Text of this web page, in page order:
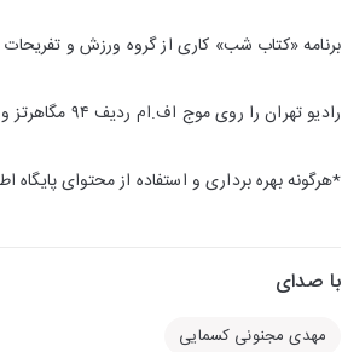
برنامه «كتاب شب» كاری از گروه ورزش و تفریحات است كه شنبه تا
رادیو تهران را روی موج اف.ام ردیف ۹۴ مگاهرتز و ای.ام ردیف ۱۳۳۲ كیلوهرتز بشنوید.
*هرگونه بهره برداری و استفاده از محتوای پایگاه
با صدای
مهدی مجنونی کسمایی